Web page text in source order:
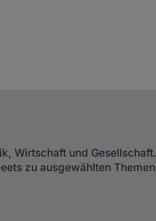
Wirtschaft und Gesellschaft.
zu ausgewählten Themen,